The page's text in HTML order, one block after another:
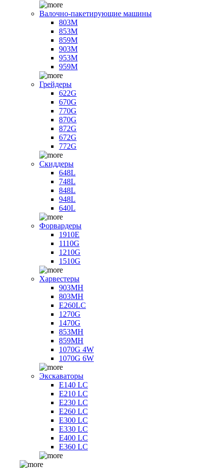
Валочно-пакетирующие машины
803M
853M
859M
903M
953M
959M
Грейдеры
622G
670G
770G
870G
872G
672G
772G
Скиддеры
648L
748L
848L
948L
640L
Форвардеры
1910E
1110G
1210G
1510G
Харвестеры
903MH
803MH
E260LC
1270G
1470G
853MH
859MH
1070G 4W
1070G 6W
Экскаваторы
E140 LC
E210 LC
E230 LC
E260 LC
E300 LC
E330 LC
E400 LC
E360 LC